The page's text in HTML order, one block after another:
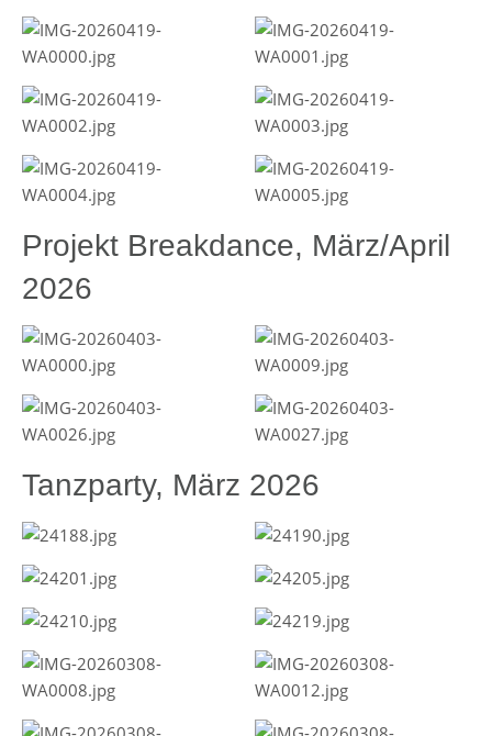
Projekt Breakdance, März/April
2026
Tanzparty, März 2026